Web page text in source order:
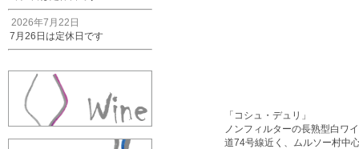
2026年7月22日
7月26日は定休日です
「コシュ・デュリ」
ノンフィルターの長熟型白ワ
道74号線近く、ムルソー村中